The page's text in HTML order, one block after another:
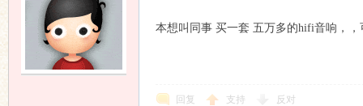
本想叫同事 买一套 五万多的hifi音响，
回复 支持 反对